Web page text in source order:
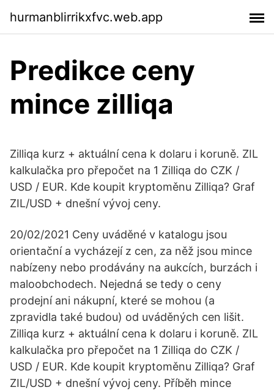
hurmanblirrikxfvc.web.app
Predikce ceny
mince zilliqa
Zilliqa kurz + aktuální cena k dolaru i koruně. ZIL
kalkulačka pro přepočet na 1 Zilliqa do CZK /
USD / EUR. Kde koupit kryptoměnu Zilliqa? Graf
ZIL/USD + dnešní vývoj ceny.
20/02/2021 Ceny uváděné v katalogu jsou
orientační a vycházejí z cen, za něž jsou mince
nabízeny nebo prodávány na aukcích, burzách i
maloobchodech. Nejedná se tedy o ceny
prodejní ani nákupní, které se mohou (a
zpravidla také budou) od uváděných cen lišit.
Zilliqa kurz + aktuální cena k dolaru i koruně. ZIL
kalkulačka pro přepočet na 1 Zilliqa do CZK /
USD / EUR. Kde koupit kryptoměnu Zilliqa? Graf
ZIL/USD + dnešní vývoj ceny. Příběh mince